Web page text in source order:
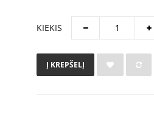
KIEKIS
Į KREPŠELĮ